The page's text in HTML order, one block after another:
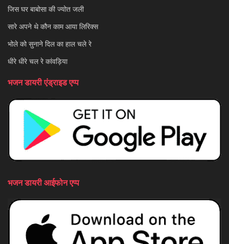
जिस घर बाबोसा की ज्योत जली
सारे अपने थे कौन काम आया लिरिक्स
भोले को सुनाने दिल का हाल चले रे
धीरे धीरे चल रे कांवड़िया
भजन डायरी एंड्राइड एप्प
भजन डायरी आईफोन एप्प